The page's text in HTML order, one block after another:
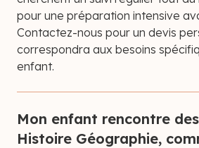
pour une préparation intensive
Contactez-nous pour un devis
correspondra aux besoins
enfant.
Mon enfant rencontre
Histoire Géographie,